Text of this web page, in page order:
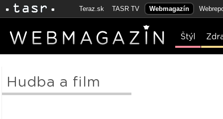
Teraz.sk TASR TV Webmagazín
Štýl
Hudba a film